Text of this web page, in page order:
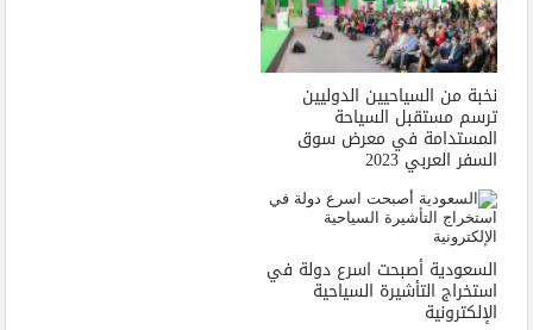
نخبة من السياحيين الدوليين
ترسم مستقبل السياحة
المستدامة في معرض سوق
السفر العربي 2023
السعودية أصبحت اسرع دولة في
استخراج التأشيرة السياحية
الإلكترونية